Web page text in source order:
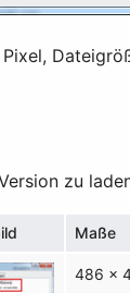
zu
Maße
486 ×